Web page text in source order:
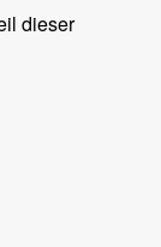
dieser